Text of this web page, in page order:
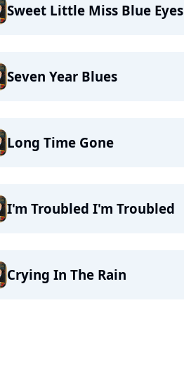
Sweet Little Miss Blue Eyes
Seven Year Blues
Long Time Gone
I'm Troubled I'm Troubled
Crying In The Rain